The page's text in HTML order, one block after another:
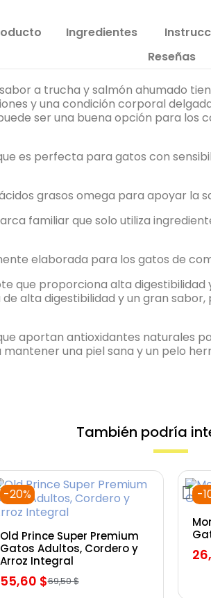
Ingredientes
Reseñas
a trucha y salmón ahumado
y una condición corporal
ser una buena opción para los
es perfecta para gatos con
grasos omega para apoyar la
familiar que solo utiliza
elaborada para los gatos de
que proporciona alta
alta digestibilidad y un gran
aportan antioxidantes naturales
una piel sana y un pelo
También podría
Vista rápida
-20%
Old Prince Super Premium
Gatos Adultos, Cordero y
Arroz Integral
69,50 $
55,60 $
-